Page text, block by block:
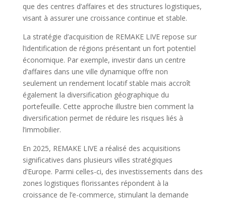
que des centres d’affaires et des structures logistiques,
visant à assurer une croissance continue et stable.
La stratégie d’acquisition de REMAKE LIVE repose sur
l’identification de régions présentant un fort potentiel
économique. Par exemple, investir dans un centre
d’affaires dans une ville dynamique offre non
seulement un rendement locatif stable mais accroît
également la diversification géographique du
portefeuille. Cette approche illustre bien comment la
diversification permet de réduire les risques liés à
l’immobilier.
En 2025, REMAKE LIVE a réalisé des acquisitions
significatives dans plusieurs villes stratégiques
d’Europe. Parmi celles-ci, des investissements dans des
zones logistiques florissantes répondent à la
croissance de l’e-commerce, stimulant la demande